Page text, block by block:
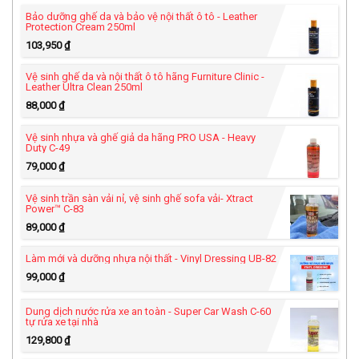
Bảo dưỡng ghế da và bảo vệ nội thất ô tô - Leather
Protection Cream 250ml
103,950₫
Vệ sinh ghế da và nội thất ô tô hãng Furniture Clinic -
Leather Ultra Clean 250ml
88,000₫
Vệ sinh nhựa và ghế giả da hãng PRO USA - Heavy
Duty C-49
79,000₫
Vệ sinh trần sàn vải nỉ, vệ sinh ghế sofa vải- Xtract
Power™ C-83
89,000₫
Làm mới và dưỡng nhựa nội thất - Vinyl Dressing UB-82
99,000₫
Dung dịch nước rửa xe an toàn - Super Car Wash C-60
tự rửa xe tại nhà
129,800₫